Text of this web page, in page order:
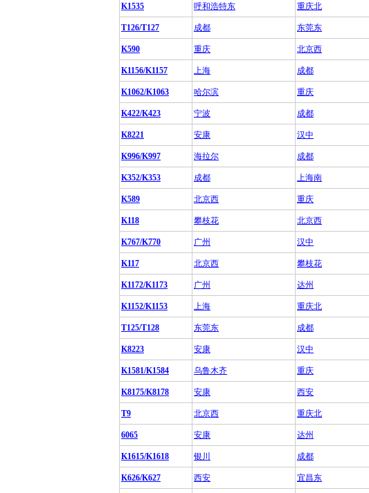
K1535 呼和浩特东 重庆北
T126/T127 成都 东莞东
K590 重庆 北京西
K1156/K1157 上海 成都
K1062/K1063 哈尔滨 重庆
K422/K423 宁波 成都
K8221 安康 汉中
K996/K997 海拉尔 成都
K352/K353 成都 上海南
K589 北京西 重庆
K118 攀枝花 北京西
K767/K770 广州 汉中
K117 北京西 攀枝花
K1172/K1173 广州 达州
K1152/K1153 上海 重庆北
T125/T128 东莞东 成都
K8223 安康 汉中
K1581/K1584 乌鲁木齐 重庆
K8175/K8178 安康 西安
T9 北京西 重庆北
6065 安康 达州
K1615/K1618 银川 成都
K626/K627 西安 宜昌东